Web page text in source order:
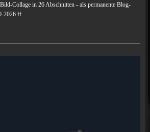
Collage in 26 Abschnitten - als permanente Blog-
2026 ff.